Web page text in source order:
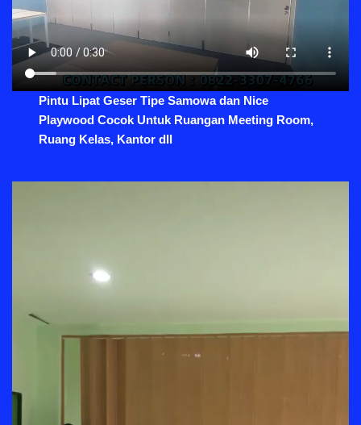
Pintu Lipat Geser Tipe Samowa dan Nice
Playwood Cocok Untuk Ruangan Meeting Room,
Ruang Kelas, Kantor dll